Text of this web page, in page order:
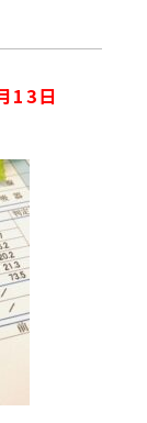
13日